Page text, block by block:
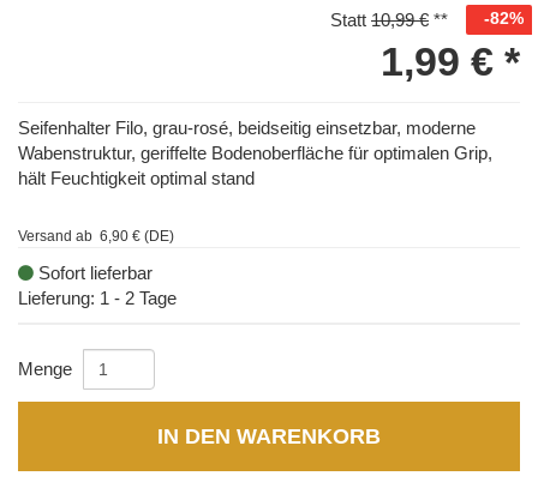
Statt 10,99 € ** -82%
1,99 € *
Seifenhalter Filo, grau-rosé, beidseitig einsetzbar, moderne
Wabenstruktur, geriffelte Bodenoberfläche für optimalen Grip,
hält Feuchtigkeit optimal stand
Versand ab 6,90 € (DE)
Sofort lieferbar
Lieferung: 1 - 2 Tage
Menge
IN DEN WARENKORB